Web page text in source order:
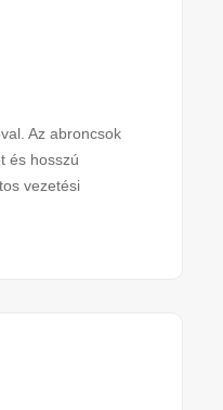
Az abroncsok
és hosszú
vezetési